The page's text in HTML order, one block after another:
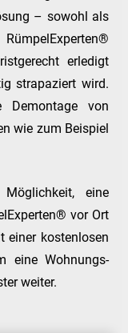
– sowohl als
erledigt
strapaziert wird.
Demontage von
wie zum Beispiel
eine
vor Ort
einer kostenlosen
eine Wohnungs-
weiter.